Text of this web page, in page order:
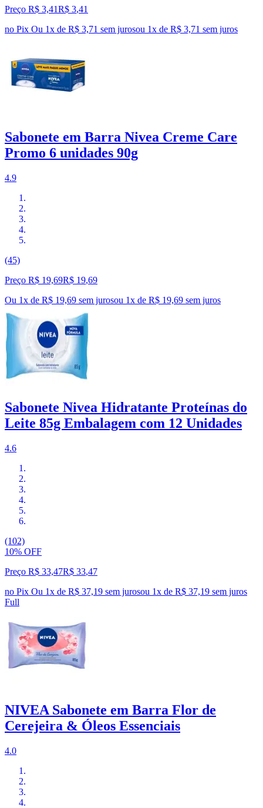
Preço R$ 3,41R$ 3,41
no Pix Ou 1x de R$ 3,71 sem jurosou 1x de R$ 3,71 sem juros
Sabonete em Barra Nivea Creme Care
Promo 6 unidades 90g
4.9
(45)
Preço R$ 19,69R$ 19,69
Ou 1x de R$ 19,69 sem jurosou 1x de R$ 19,69 sem juros
Sabonete Nivea Hidratante Proteínas do
Leite 85g Embalagem com 12 Unidades
4.6
(102)
10% OFF
Preço R$ 33,47R$ 33,47
no Pix Ou 1x de R$ 37,19 sem jurosou 1x de R$ 37,19 sem juros
Full
NIVEA Sabonete em Barra Flor de
Cerejeira & Óleos Essenciais
4.0